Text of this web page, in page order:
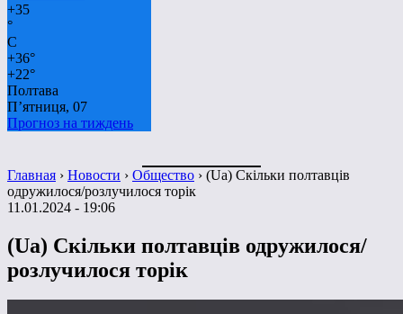
+35
°
C
+36°
+22°
Полтава
П’ятниця, 07
Прогноз на тиждень
Главная › Новости › Общество › (Ua) Скільки полтавців
одружилося/розлучилося торік
11.01.2024 - 19:06
(Ua) Скільки полтавців одружилося/
розлучилося торік